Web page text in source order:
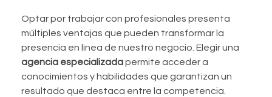
Optar por trabajar con profesionales presenta
múltiples ventajas que pueden transformar la
presencia en línea de nuestro negocio. Elegir una
agencia especializadapermite acceder a
conocimientos y habilidades que garantizan un
resultado que destaca entre la competencia.